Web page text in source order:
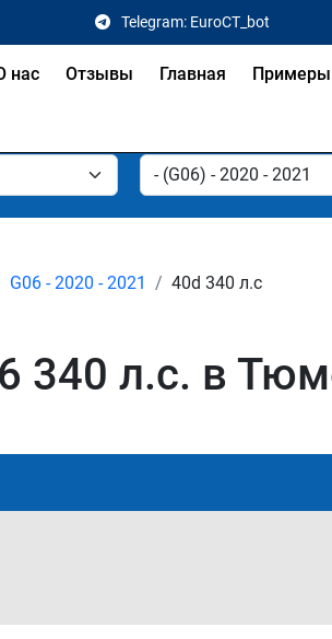
Telegram: EuroCT_bot
нас Отзывы Главная Примеры
G06 - 2020 - 2021 40d 340 л.с
340 л.с. в